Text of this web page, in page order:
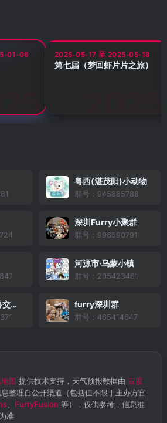
01-06
2025-05-17 至 2025-05-18
第七届（梦回虾片片之旅）
粤西(湛茂阳)小动物
群号：945885788
深圳Furry小聚群
群号：996590791
河源市·乌蒙小镇
群号：205423461
(广东广州)兽兽交流群 furry深圳群
群号：465414647
图 提供技术支持，天气预报数据由 百度
整理自公开渠道（包括但不限于主办方官
、 FurryFusion 等），仅供参考，信息准
准